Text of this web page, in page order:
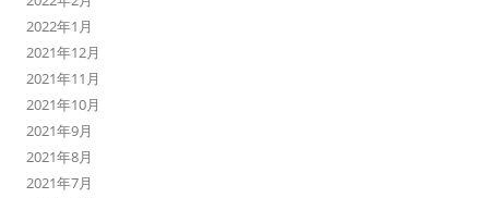
2022年1月
2021年12月
2021年11月
2021年10月
2021年9月
2021年8月
2021年7月